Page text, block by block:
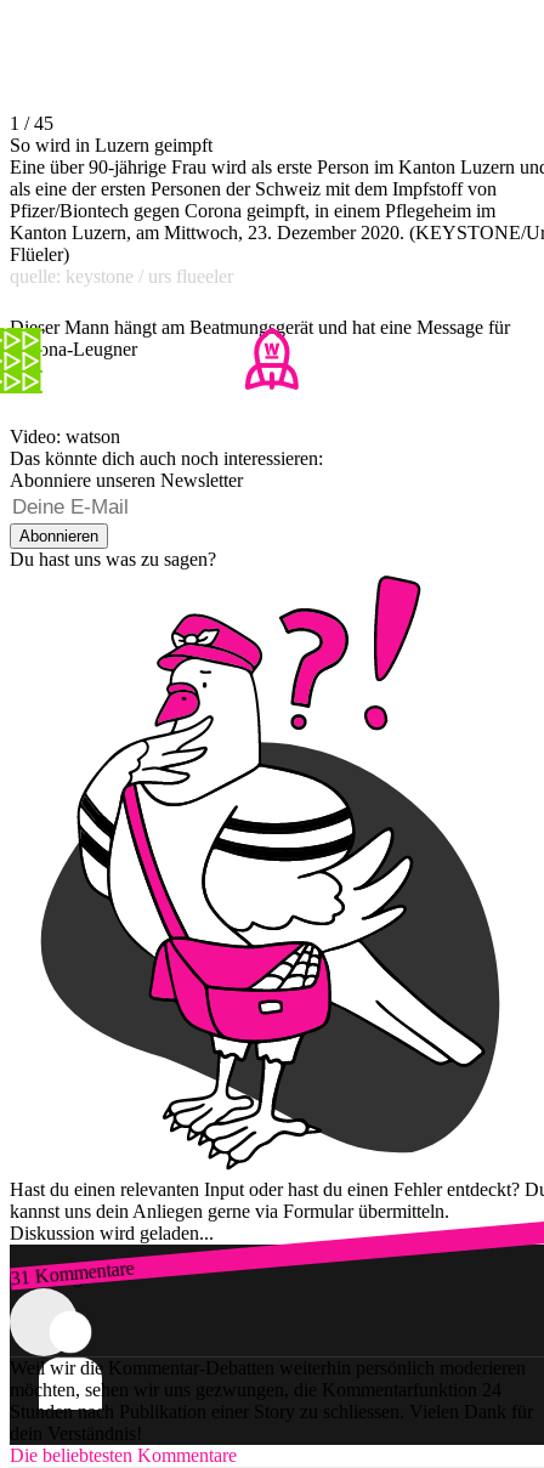
1 / 45
So wird in Luzern geimpft
Eine über 90-jährige Frau wird als erste Person im Kanton Luzern
als eine der ersten Personen der Schweiz mit dem Impfstoff von
Pfizer/Biontech gegen Corona geimpft, in einem Pflegeheim im
Kanton Luzern, am Mittwoch, 23. Dezember 2020. (KEYSTONE/
Flüeler)
quelle: keystone / urs flueeler
Dieser Mann hängt am Beatmungsgerät und hat eine Message für
Corona-Leugner
Video: watson
Das könnte dich auch noch interessieren:
Abonniere unseren Newsletter
Abonnieren
Du hast uns was zu sagen?
Hast du einen relevanten Input oder hast du einen Fehler entdeckt?
kannst uns dein Anliegen gerne via Formular übermitteln.
Diskussion wird geladen...
31 Kommentare
Zum Login
Weil wir die Kommentar-Debatten weiterhin persönlich moderieren
möchten, sehen wir uns gezwungen, die Kommentarfunktion 24
Stunden nach Publikation einer Story zu schliessen. Vielen Dank für
dein Verständnis!
Die beliebtesten Kommentare